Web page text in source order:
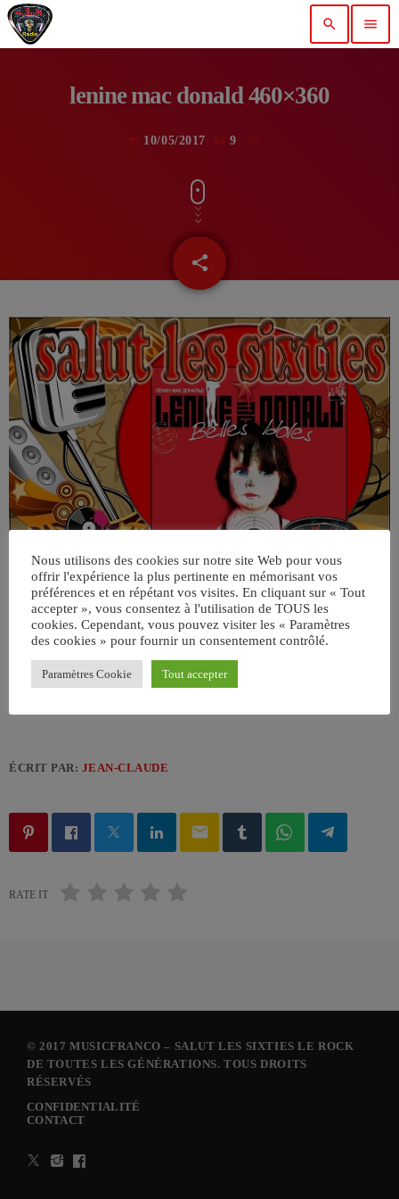
search menu
lenine mac donald 460×360
10/05/2017 9
share
email
ÉCRIT PAR: JEAN-CLAUDE
email
RATE IT
© 2017 MUSICFRANCO – SALUT LES SIXTIES LE ROCK
DE TOUTES LES GÉNÉRATIONS. TOUS DROITS
RÉSERVÉS
CONFIDENTIALITÉ
CONTACT
Nous utilisons des cookies sur notre site Web pour vous
offrir l'expérience la plus pertinente en mémorisant vos
préférences et en répétant vos visites. En cliquant sur « Tout
accepter », vous consentez à l'utilisation de TOUS les
cookies. Cependant, vous pouvez visiter les « Paramètres
des cookies » pour fournir un consentement contrôlé.
Paramètres Cookie Tout accepter